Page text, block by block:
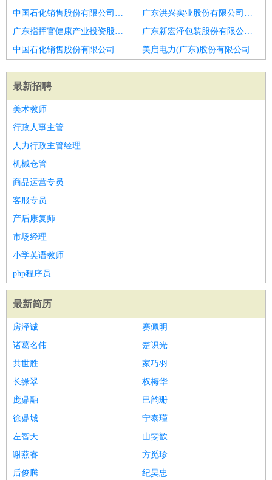
中国石化销售股份有限公司广东湛江硇洲码头加油站招聘区域销售总监
广东洪兴实业股份有限公司招聘销售总监助理
广东指挥官健康产业投资股份有限公司招聘销售总监
广东新宏泽包装股份有限公司招聘惠州销售总监
中国石化销售股份有限公司广东广州广园东三加油站招聘销售总监
美启电力(广东)股份有限公司招聘市政工程大区销售总监
最新招聘
美术教师
行政人事主管
人力行政主管经理
机械仓管
商品运营专员
客服专员
产后康复师
市场经理
小学英语教师
php程序员
最新简历
房泽诚
赛佩明
诸葛名伟
楚识光
共世胜
家巧羽
长缘翠
权梅华
庞鼎融
巴韵珊
徐鼎城
宁泰瑾
左智天
山雯歆
谢燕睿
方觅珍
后俊腾
纪昊忠